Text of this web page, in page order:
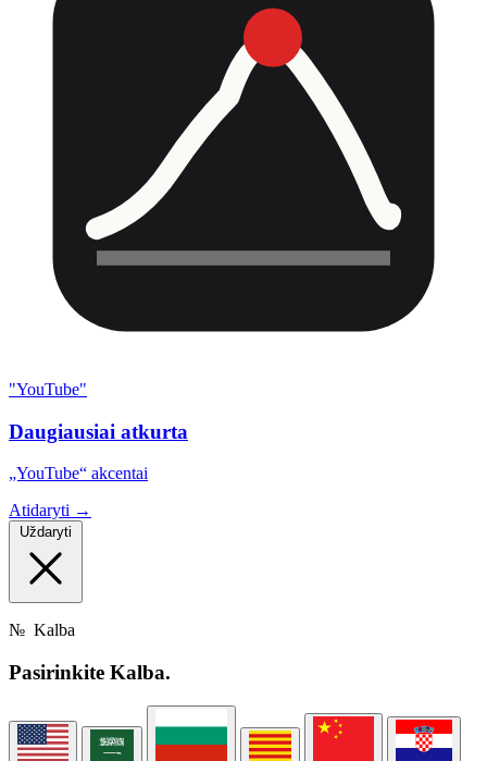
"YouTube"
Daugiausiai atkurta
„YouTube“ akcentai
Atidaryti →
Uždaryti
№ Kalba
Pasirinkite Kalba.